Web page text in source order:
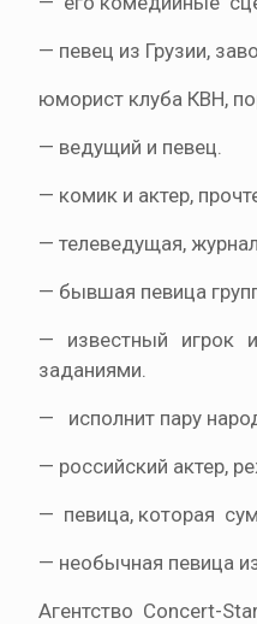
— певец из Грузии,
юморист клуба КВН,
— ведущий и певец.
— комик и актер,
— телеведущая,
— бывшая певица
— известный игрок
заданиями.
— исполнит пару
— российский актер,
— певица, которая
— необычная певица
Агентство Concert-